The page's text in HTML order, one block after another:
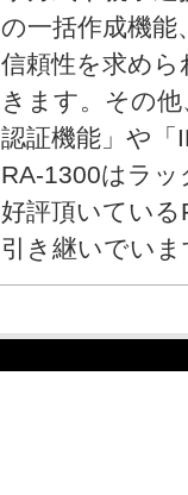
の一括作成機
信頼性を求め
きます。その
認証機能」や
RA-1300はラ
好評頂いてい
引き継いでいま